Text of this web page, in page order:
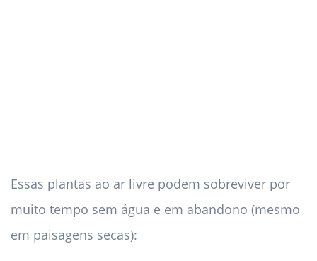
Essas plantas ao ar livre podem sobreviver por
muito tempo sem água e em abandono (mesmo
em paisagens secas):